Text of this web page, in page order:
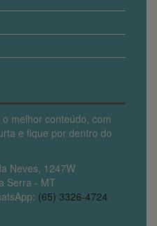
melhor conteúdo, com
e fique por dentro do
Neves, 1247W
Serra - MT
(65) 3326-4724